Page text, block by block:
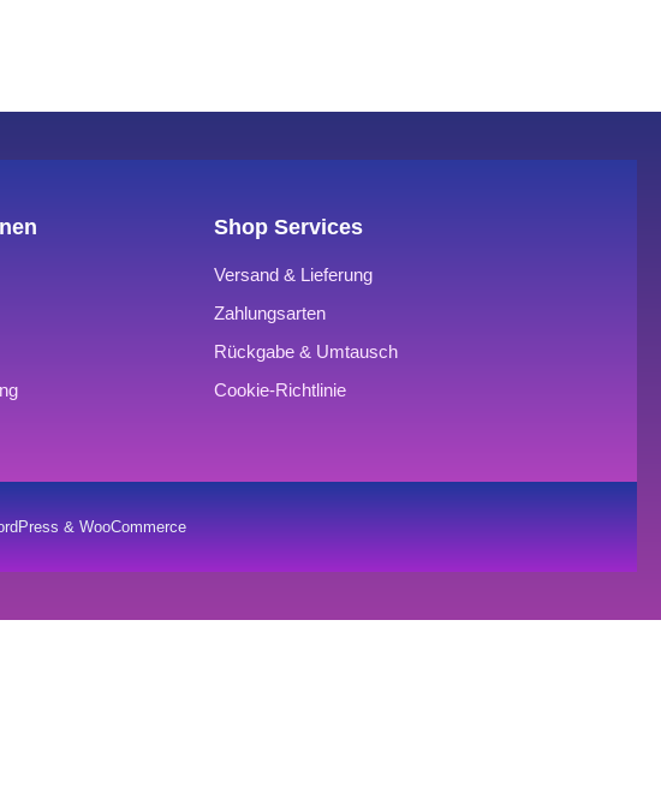
Shop Services
Versand & Lieferung
Zahlungsarten
Rückgabe & Umtausch
Cookie-Richtlinie
& WooCommerce